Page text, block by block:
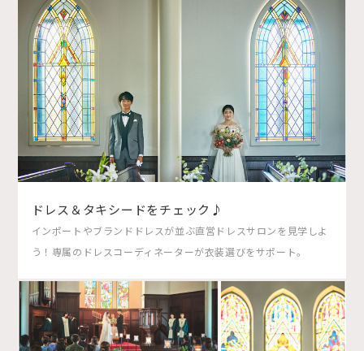
ドレス＆タキシードをチェック♪
インポートやブランドドレスが並ぶ直営ドレスサロンを見学しよ
う！専属のドレスコーディネーターが衣装選びをサポート。